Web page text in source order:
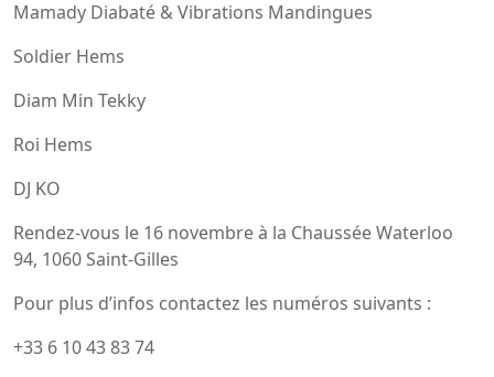
Mamady Diabaté & Vibrations Mandingues
Soldier Hems
Diam Min Tekky
Roi Hems
DJ KO
Rendez-vous le 16 novembre à la Chaussée Waterloo
94, 1060 Saint-Gilles
Pour plus d’infos contactez les numéros suivants :
+33 6 10 43 83 74